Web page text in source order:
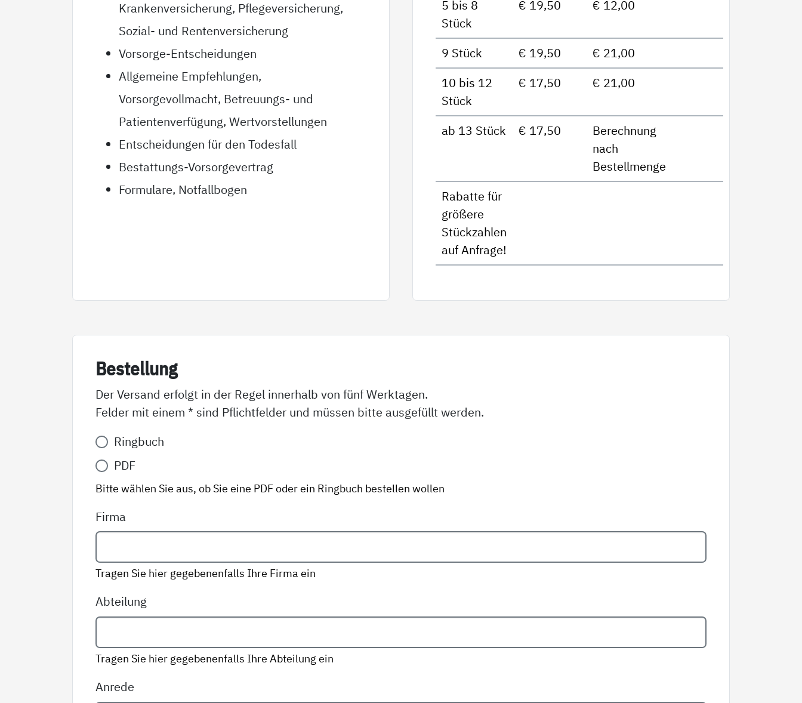
Krankenversicherung, Pflegeversicherung,
Sozial- und Rentenversicherung
Vorsorge-Entscheidungen
Allgemeine Empfehlungen,
Vorsorgevollmacht, Betreuungs- und
Patientenverfügung, Wertvorstellungen
Entscheidungen für den Todesfall
Bestattungs-Vorsorgevertrag
Formulare, Notfallbogen
5 bis 8
Stück
€ 19,50 € 12,00
9 Stück € 19,50
€ 21,00
10 bis 12
Stück
€ 17,50 € 21,00
ab 13 Stück € 17,50
Berechnung
nach
Bestellmenge
Rabatte für
größere
Stückzahlen
auf Anfrage!
Be­stel­lung
Der Versand erfolgt in der Regel innerhalb von fünf Werktagen.
Felder mit einem * sind Pflichtfelder und müssen bitte ausgefüllt werden.
Variante*
Ringbuch
PDF
Bitte wählen Sie aus, ob Sie eine PDF oder ein Ringbuch bestellen wollen
Firma
Tragen Sie hier gegebenenfalls Ihre Firma ein
Abteilung
Tragen Sie hier gegebenenfalls Ihre Abteilung ein
Anrede